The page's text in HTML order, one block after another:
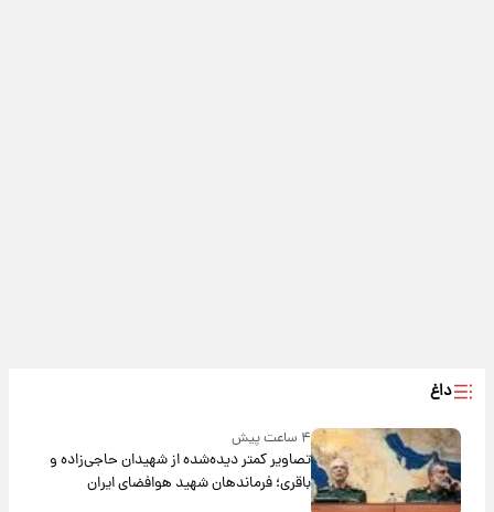
داغ
۴ ساعت پیش
تصاویر کمتر دیده‌شده از شهیدان حاجی‌زاده و
باقری؛ فرماندهان شهید هوافضای ایران